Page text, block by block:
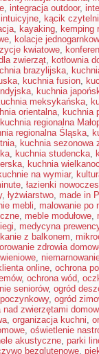
, integracja outdoor,
, kącik
, kayaking, kemping
, kolacje
kwiatowe,
zwierząt, kotłownia
brazylijska,
, kuchnia fusion,
, kuchnia
meksykańska,
orientalna, kuchnia
kuchnia regionalna
regionalna Śląska,
, kuchnia sezonowa
, kuchnia studencka,
, kuchnia
na wymiar,
, łazienki
, łyżwiarstwo, made in
mebli, malowanie po
, meble modułowe,
, medycyna
z balkonem,
zdrowia
,
online, ochrona
, ochrona wód,
seniorów, ogród
, ogród
nad zwierzętami
, organizacja kuchni,
, oświetlenie
akustyczne, parki
bezglutenowe,